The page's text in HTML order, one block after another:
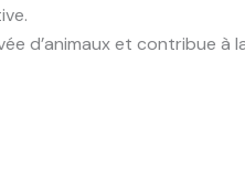
d’animaux et contribue